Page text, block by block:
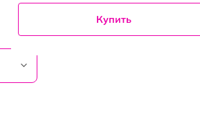
Купить